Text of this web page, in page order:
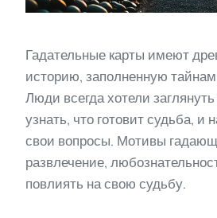
Гадательные карты имеют
историю, заполненную
Люди всегда хотели
узнать, что готовит судьба, и
свои вопросы. Мотивы
развлечение,
повлиять на свою судьбу.